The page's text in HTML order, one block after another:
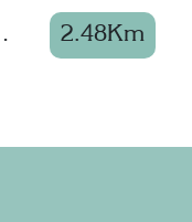
2.48Km